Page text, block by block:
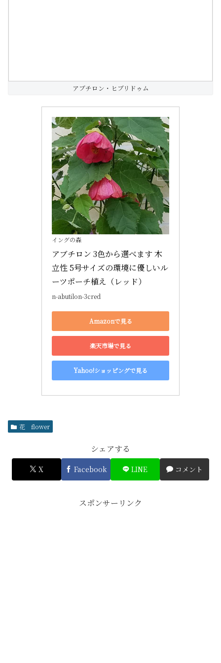
アブチロン・ヒブリドゥム
イングの森
アブチロン 3色から選べます 木
立性 5号サイズの環境に優しいル
ーツポーチ植え（レッド）
n-abutilon-3cred
Amazonで見る
楽天市場で見る
Yahoo!ショッピングで見る
花 flower
シェアする
X Facebook LINE コメント
スポンサーリンク